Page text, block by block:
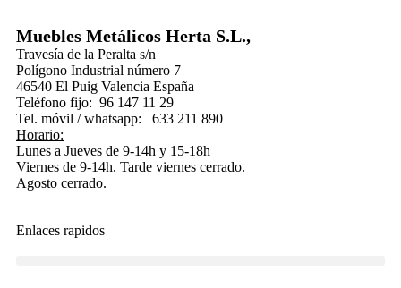
Muebles Metálicos Herta S.L.,
Travesía de la Peralta s/n
Polígono Industrial número 7
46540 El Puig Valencia España
Teléfono fijo: 96 147 11 29
Tel. móvil / whatsapp: 633 211 890
Horario:
Lunes a Jueves de 9-14h y 15-18h
Viernes de 9-14h. Tarde viernes cerrado.
Agosto cerrado.
Enlaces rapidos